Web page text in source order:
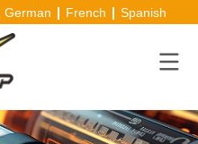
German French Spanish